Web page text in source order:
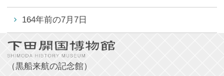
164年前の7月7日
（黒船来航の記念館）